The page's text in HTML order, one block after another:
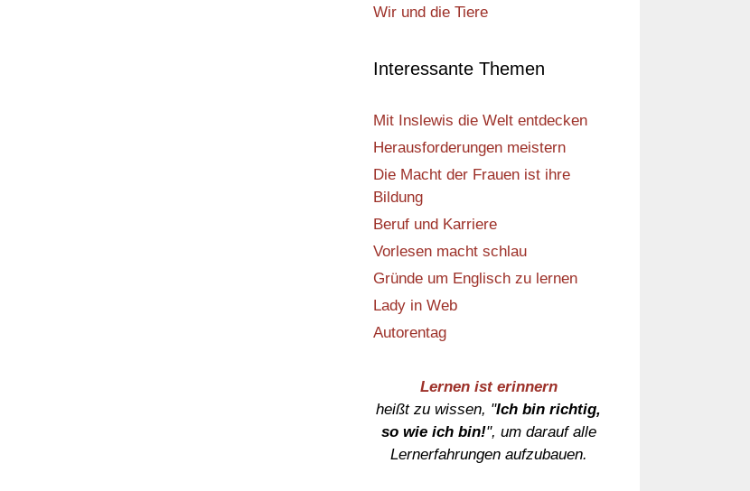
Wir und die Tiere
Interessante Themen
Mit Inslewis die Welt entdecken
Herausforderungen meistern
Die Macht der Frauen ist ihre
Bildung
Beruf und Karriere
Vorlesen macht schlau
Gründe um Englisch zu lernen
Lady in Web
Autorentag
Lernen ist erinnern
heißt zu wissen, "Ich bin richtig,
so wie ich bin!", um darauf alle
Lernerfahrungen aufzubauen.